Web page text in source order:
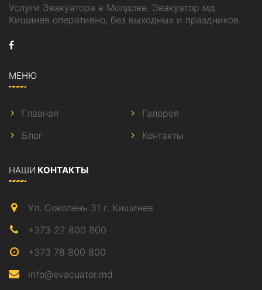
Услуги Эвакуатора в Молдове. Эвакуатор мд
Кишинев оперативно, без выходных и праздников.
МЕНЮ
Главная
Галерея
Блог
Контакты
НАШИ КОНТАКТЫ
Ул. Соколень 31 г. Кишинев
+373 22 800 800
+373 78 800 800
info@evacuator.md